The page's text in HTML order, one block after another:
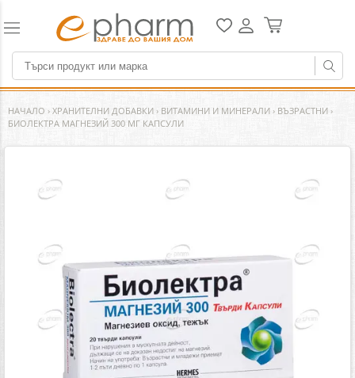
НАЧАЛО › ХРАНИТЕЛНИ ДОБАВКИ › ВИТАМИНИ И МИНЕРАЛИ › ВЪЗРАСТНИ ›
БИОЛЕКТРА МАГНЕЗИЙ 300 МГ КАПСУЛИ